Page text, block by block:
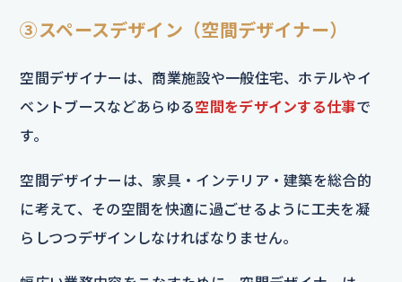
③スペースデザイン（空間デザイナー）
空間デザイナーは、商業施設や一般住宅、ホテルやイ
ベントブースなどあらゆる空間をデザインする仕事で
す。
空間デザイナーは、家具・インテリア・建築を総合的
に考えて、その空間を快適に過ごせるように工夫を凝
らしつつデザインしなければなりません。